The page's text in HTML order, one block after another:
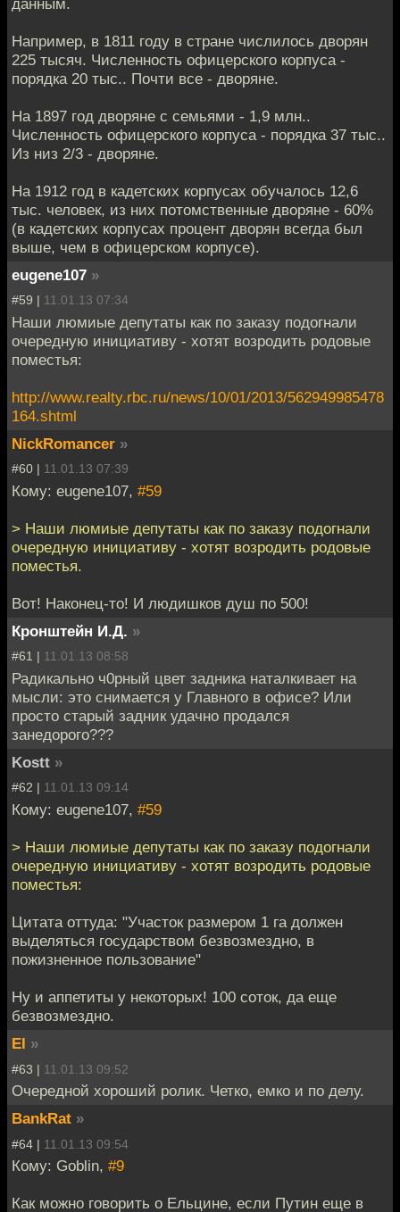
данным.
Например, в 1811 году в стране числилось дворян
225 тысяч. Численность офицерского корпуса -
порядка 20 тыс.. Почти все - дворяне.
На 1897 год дворяне с семьями - 1,9 млн..
Численность офицерского корпуса - порядка 37 тыс..
Из низ 2/3 - дворяне.
На 1912 год в кадетских корпусах обучалось 12,6
тыс. человек, из них потомственные дворяне - 60%
(в кадетских корпусах процент дворян всегда был
выше, чем в офицерском корпусе).
eugene107 »
#59 | 11.01.13 07:34
Наши люмиые депутаты как по заказу подогнали
очередную инициативу - хотят возродить родовые
поместья:
http://www.realty.rbc.ru/news/10/01/2013/562949985478
164.shtml
NickRomancer »
#60 | 11.01.13 07:39
Кому: eugene107, #59
> Наши люмиые депутаты как по заказу подогнали
очередную инициативу - хотят возродить родовые
поместья.
Вот! Наконец-то! И людишков душ по 500!
Кронштейн И.Д. »
#61 | 11.01.13 08:58
Радикально ч0рный цвет задника наталкивает на
мысли: это снимается у Главного в офисе? Или
просто старый задник удачно продался
занедорого???
Kostt »
#62 | 11.01.13 09:14
Кому: eugene107, #59
> Наши люмиые депутаты как по заказу подогнали
очередную инициативу - хотят возродить родовые
поместья:
Цитата оттуда: "Участок размером 1 га должен
выделяться государством безвозмездно, в
пожизненное пользование"
Ну и аппетиты у некоторых! 100 соток, да еще
безвозмездно.
EI »
#63 | 11.01.13 09:52
Очередной хороший ролик. Четко, емко и по делу.
BankRat »
#64 | 11.01.13 09:54
Кому: Goblin, #9
Как можно говорить о Ельцине, если Путин еще в